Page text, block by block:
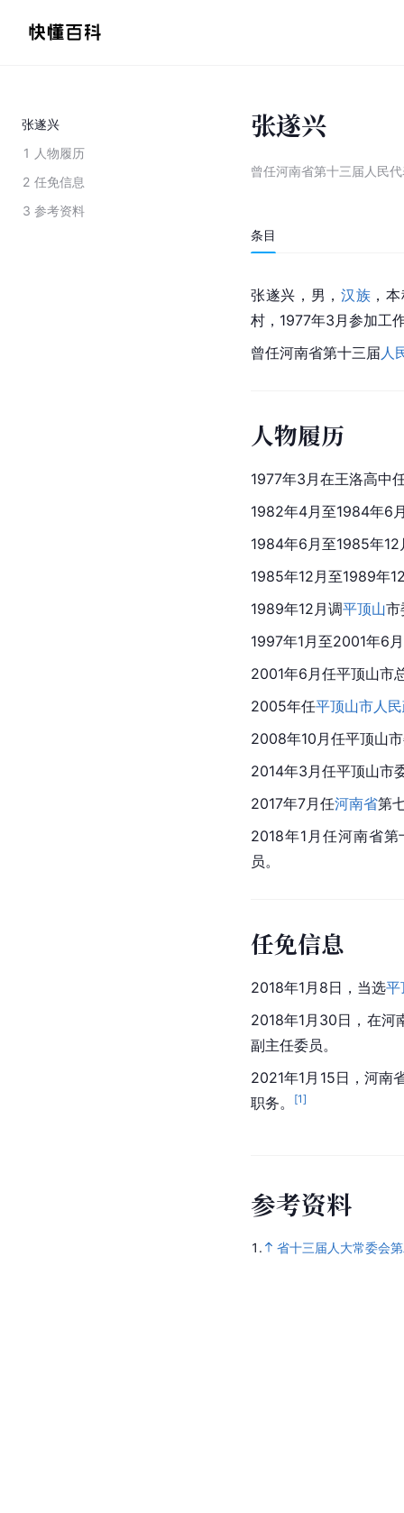
张遂兴
1 人物履历
2 任免信息
3 参考资料
张遂兴
曾任河南省第十三届人民
条目
张遂兴，男， 汉族 ，
村，1977年3月参加工
曾任河南省第十三届 人
人物履历
1977年3月在王洛高中
1982年4月至1984年6
1984年6月至1985年
1985年12月至1989年
1989年12月调平顶山市
1997年1月至2001年6
2001年6月任平顶山市
2005年任平顶山市人
2008年10月任平顶山
2014年3月任平顶山市
2017年7月任河南省第
2018年1月任河南省第
员。
任免信息
2018年1月8日，当选平
2018年1月30日，在河
副主任委员。
2021年1月15日， 河南
职务。
[1]
参考资料
1. 省十三届人大常委会